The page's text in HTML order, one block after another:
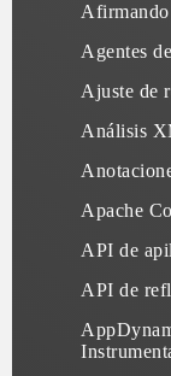
Afirmando
Agentes
Ajuste de
Análisis
Apache
API de
API de